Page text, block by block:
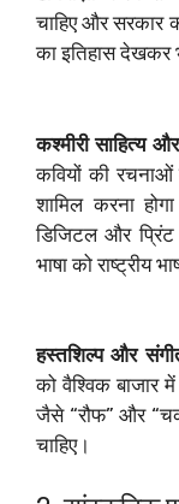
चाहिए और सरकार
का इतिहास देखकर
कश्मीरी साहित्य
कवियों की रचनाओं
शामिल करना
डिजिटल और प्रिंट
भाषा को राष्ट्रीय
हस्तशिल्प और
को वैश्विक बाजार
जैसे “रौफ” और
चाहिए।